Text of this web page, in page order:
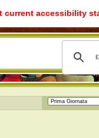
current accessibility